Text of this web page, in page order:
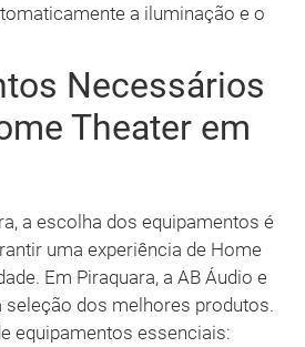
a iluminação e o
Necessários
Theater em
a escolha dos equipamentos é
uma experiência de Home
Em Piraquara, a AB Áudio e
seleção dos melhores produtos.
equipamentos essenciais: